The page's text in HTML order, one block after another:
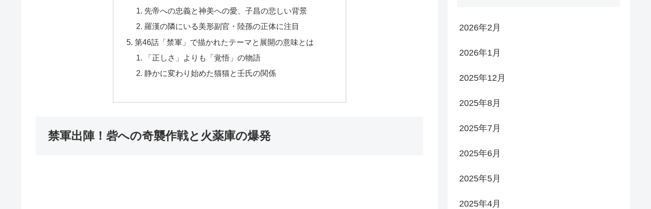
先帝への忠義と神美への愛、子昌の悲しい背景
羅漢の隣にいる美形副官・陸孫の正体に注目
第46話「禁軍」で描かれたテーマと展開の意味とは
「正しさ」よりも「覚悟」の物語
静かに変わり始めた猫猫と壬氏の関係
禁軍出陣！砦への奇襲作戦と火薬庫の爆発
2026年2月
2026年1月
2025年12月
2025年8月
2025年7月
2025年6月
2025年5月
2025年4月